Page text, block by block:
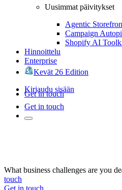
Uusimmat päivitykset
Agentic
Campaign
Shopify AI
Hinnoittelu
Enterprise
Kevät 26 Edition
Kirjaudu sisään
Get in touch
Get in touch
What business challenges are you
touch
Get in touch